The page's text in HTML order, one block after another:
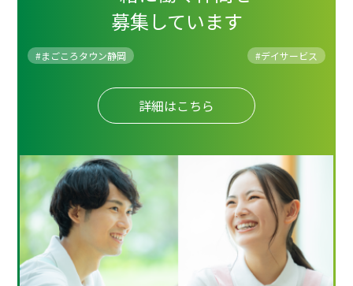
募集しています
#まごころタウン静岡 #デイサービス
詳細はこちら